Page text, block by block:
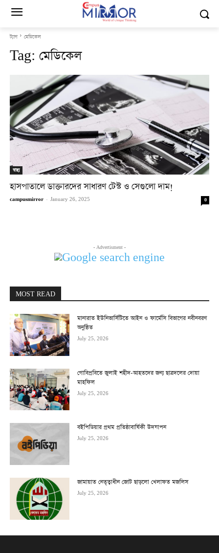
ট্যাগ মেডিকেল
Tag: মেডিকেল
স্বাস্থ্য
হাসপাতালে ডাক্তারদের সাধারণ টেস্ট ও সেগুলো দাম!
campusmirror - January 26, 2025 0
- Advertisment -
MOST READ
মানারাত ইউনিভার্সিটিতে আইন ও ফার্মেসি বিভাগের নবীনবরণ
অনুষ্ঠিত
July 25, 2026
গোবিপ্রবিতে জুলাই শহীদ-আহতদের জন্য ছাত্রদলের দোয়া
মাহফিল
July 25, 2026
বইপিডিয়ার প্রথম প্রতিষ্ঠাবার্ষিকী উদযাপন
July 25, 2026
জামায়াত নেতৃত্বাধীন জোট ছাড়লো খেলাফত মজলিস
July 25, 2026